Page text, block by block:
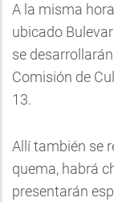
A la misma
ubicado
se
Comisión de
13.
Allí también se
quema, habrá
presentarán